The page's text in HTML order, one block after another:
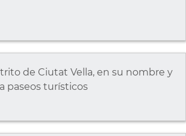
de Ciutat Vella, en su nombre y
paseos turísticos